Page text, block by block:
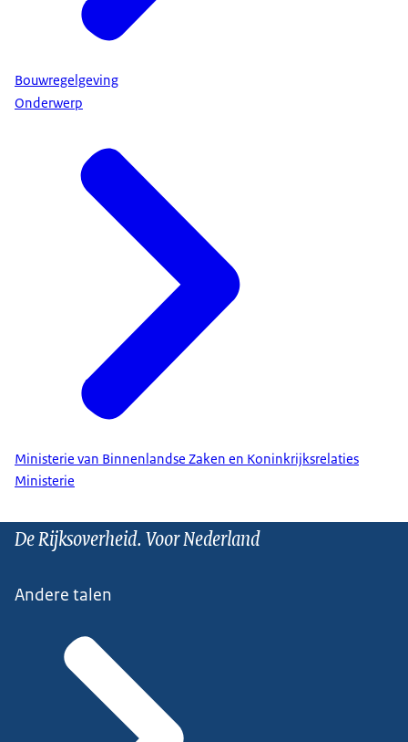
Bouwregelgeving
Onderwerp
Ministerie van Binnenlandse Zaken en Koninkrijksrelaties
Ministerie
De Rijksoverheid. Voor Nederland
Andere talen